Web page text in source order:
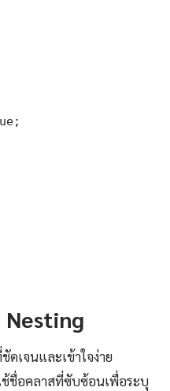
Nesting
ดเจนและเข้าใจง่าย
ช้ชื่อคลาสที่ซับซ้อนเพื่อระบุ